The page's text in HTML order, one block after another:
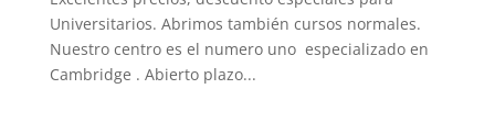
Universitarios. Abrimos también cursos normales.
Nuestro centro es el numero uno especializado en
Cambridge . Abierto plazo...